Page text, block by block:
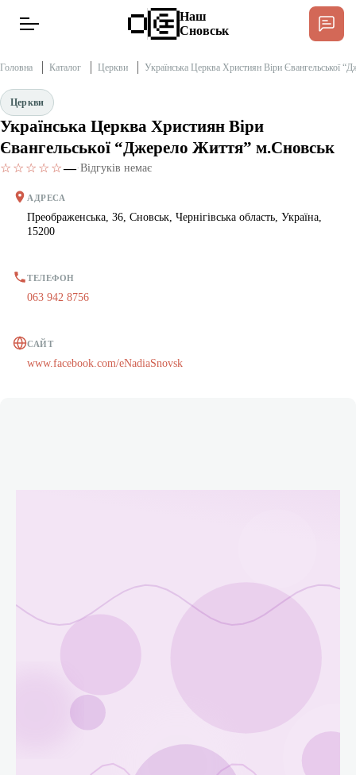
Новини
Інтерв’ю
Тексти
Довідник
Редакційна політика
Контакти
Спільнота Місцевих
Наш
Сновськ
Головна Каталог Церкви Українська Церква Християн Віри Євангельської
Церкви
Українська Церква Християн Віри
Євангельської “Джерело Життя” м.Сновськ
☆☆☆☆☆—·Відгуків немає
АДРЕСА
Преображенська, 36, Сновськ, Чернігівська область, Україна,
15200
ТЕЛЕФОН
063 942 8756
САЙТ
www.facebook.com/eNadiaSnovsk